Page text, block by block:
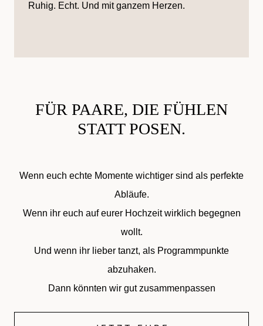
Ruhig. Echt. Und mit ganzem Herzen.
FÜR PAARE, DIE FÜHLEN
STATT POSEN.
Wenn euch echte Momente wichtiger sind als perfekte
Abläufe.
Wenn ihr euch auf eurer Hochzeit wirklich begegnen
wollt.
Und wenn ihr lieber tanzt, als Programmpunkte
abzuhaken.
Dann könnten wir gut zusammenpassen